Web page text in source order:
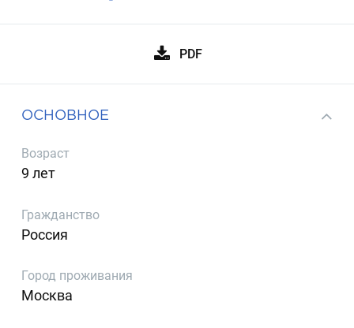
PDF
ОСНОВНОЕ
Возраст
9 лет
Гражданство
Россия
Город проживания
Москва